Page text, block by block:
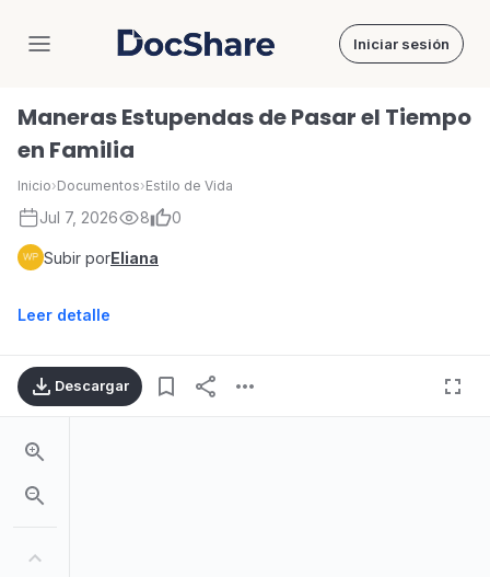
DocShare Iniciar sesión
Maneras Estupendas de Pasar el Tiempo
en Familia
Inicio›Documentos›Estilo de Vida
Jul 7, 2026 8 0
Subir porEliana
Leer detalle
Descargar